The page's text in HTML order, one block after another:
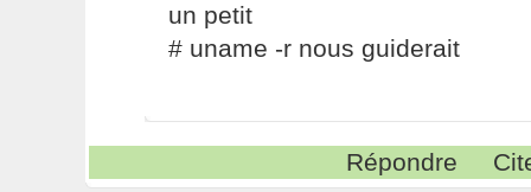
un petit
# uname -r nous guiderait
Répondre